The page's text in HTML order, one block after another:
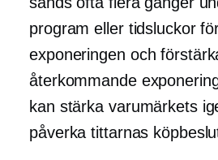
program eller tidsluckor
exponeringen och
återkommande
kan stärka varumärkets
påverka tittarnas